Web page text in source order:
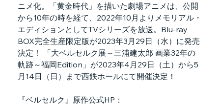
ニメ化。「黄金時代」を描いた劇場アニメは、公開
から10年の時を経て、2022年10月よりメモリアル・
エディションとしてTVシリーズを放送。Blu-ray
BOX完全生産限定版が2023年3月29日（水）に発売
決定！ 「大ベルセルク展～三浦建太郎 画業32年の
軌跡～福岡Edition」が2023年4月29日（土）から5
月14日（日）まで西鉄ホールにて開催決定！
『ベルセルク』原作公式HP：